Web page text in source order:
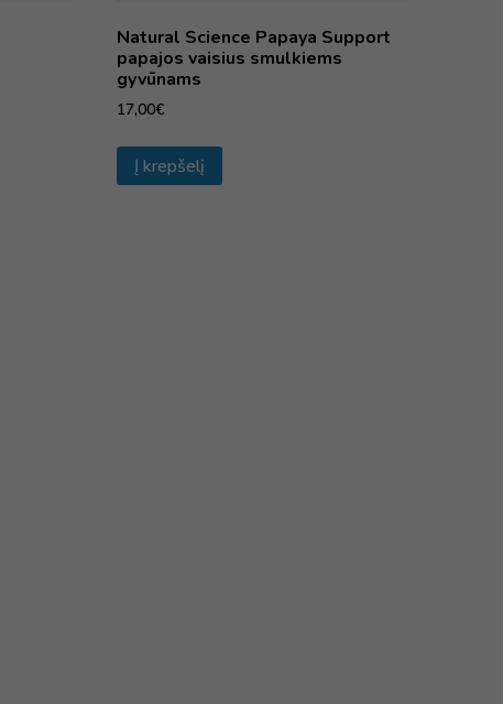
Natural Science Papaya Support
papajos vaisius smulkiems
gyvūnams
17,00€
Į krepšelį